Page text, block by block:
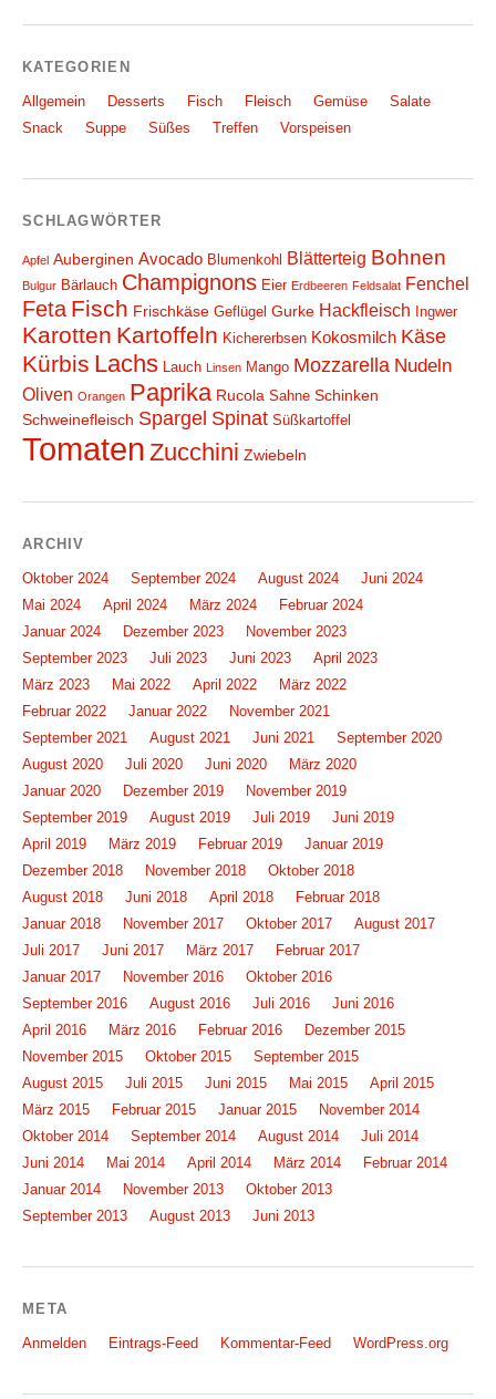
KATEGORIEN
Allgemein Desserts Fisch Fleisch Gemüse
Salate
Snack
Suppe Süßes Treffen Vorspeisen
SCHLAGWÖRTER
Apfel Auberginen Avocado Blumenkohl Blätterteig Bohnen
Bulgur Bärlauch Champignons Eier Erdbeeren Feldsalat Fenchel
Feta Fisch Frischkäse Geflügel Gurke Hackfleisch Ingwer
Karotten Kartoffeln Kichererbsen Kokosmilch Käse
Kürbis Lachs Lauch Linsen Mango Mozzarella Nudeln
Oliven Orangen Paprika Rucola Sahne Schinken
Schweinefleisch Spargel Spinat Süßkartoffel
Tomaten Zucchini Zwiebeln
ARCHIV
Oktober 2024 September 2024 August 2024
Juni 2024
Mai 2024
April 2024 März 2024
Februar 2024
Januar 2024
Dezember 2023
November 2023
September 2023
Juli 2023 Juni 2023
April 2023
März 2023
Mai 2022 April 2022
März 2022
Februar 2022
Januar 2022
November 2021
September 2021
August 2021 Juni 2021
September 2020
August 2020
Juli 2020 Juni 2020
März 2020
Januar 2020
Dezember 2019
November 2019
September 2019
August 2019 Juli 2019
Juni 2019
April 2019
März 2019 Februar 2019
Januar 2019
Dezember 2018
November 2018
Oktober 2018
August 2018
Juni 2018 April 2018
Februar 2018
Januar 2018
November 2017 Oktober 2017
August 2017
Juli 2017
Juni 2017 März 2017
Februar 2017
Januar 2017
November 2016
Oktober 2016
September 2016
August 2016 Juli 2016
Juni 2016
April 2016
März 2016 Februar 2016
Dezember 2015
November 2015
Oktober 2015
September 2015
August 2015
Juli 2015 Juni 2015 Mai 2015
April 2015
März 2015
Februar 2015 Januar 2015
November 2014
Oktober 2014
September 2014 August 2014
Juli 2014
Juni 2014
Mai 2014 April 2014 März 2014
Februar 2014
Januar 2014
November 2013
Oktober 2013
September 2013
August 2013 Juni 2013
META
Anmelden Eintrags-Feed Kommentar-Feed WordPress.org